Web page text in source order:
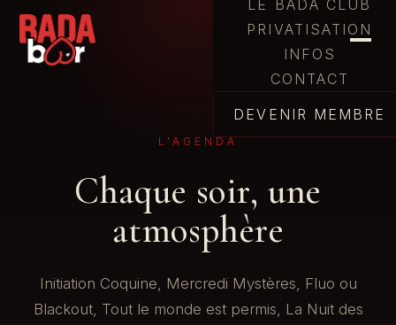
LE BADA CLUB
PRIVATISATION
INFOS
CONTACT
DEVENIR MEMBRE
L'AGENDA
Chaque soir, une
atmosphère
Initiation Coquine, Mercredi Mystères, Fluo ou
Blackout, Tout le monde est permis, La Nuit des